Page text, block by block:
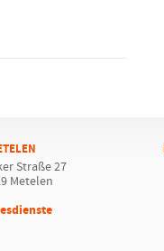
Straße 27
Metelen